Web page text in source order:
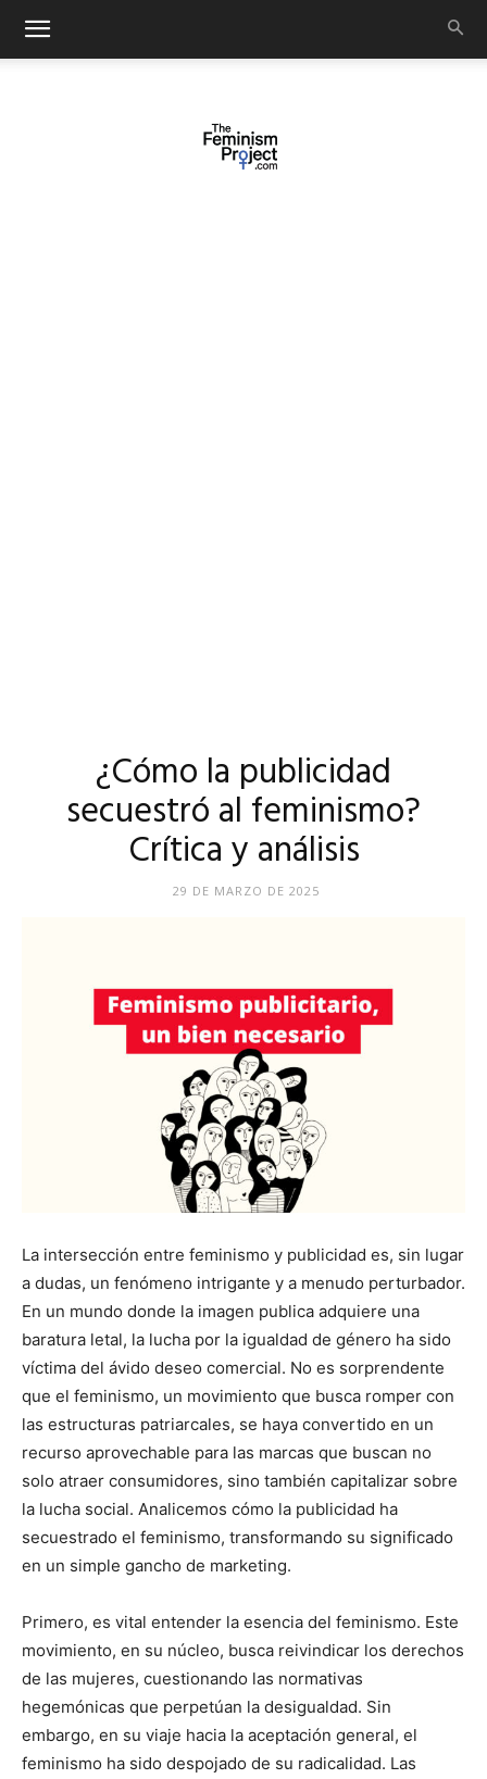
¿Cómo la publicidad
secuestró al feminismo?
Crítica y análisis
29 DE MARZO DE 2025
La intersección entre feminismo y publicidad es, sin lugar
a dudas, un fenómeno intrigante y a menudo perturbador.
En un mundo donde la imagen publica adquiere una
baratura letal, la lucha por la igualdad de género ha sido
víctima del ávido deseo comercial. No es sorprendente
que el feminismo, un movimiento que busca romper con
las estructuras patriarcales, se haya convertido en un
recurso aprovechable para las marcas que buscan no
solo atraer consumidores, sino también capitalizar sobre
la lucha social. Analicemos cómo la publicidad ha
secuestrado el feminismo, transformando su significado
en un simple gancho de marketing.
Primero, es vital entender la esencia del feminismo. Este
movimiento, en su núcleo, busca reivindicar los derechos
de las mujeres, cuestionando las normativas
hegemónicas que perpetúan la desigualdad. Sin
embargo, en su viaje hacia la aceptación general, el
feminismo ha sido despojado de su radicalidad. Las